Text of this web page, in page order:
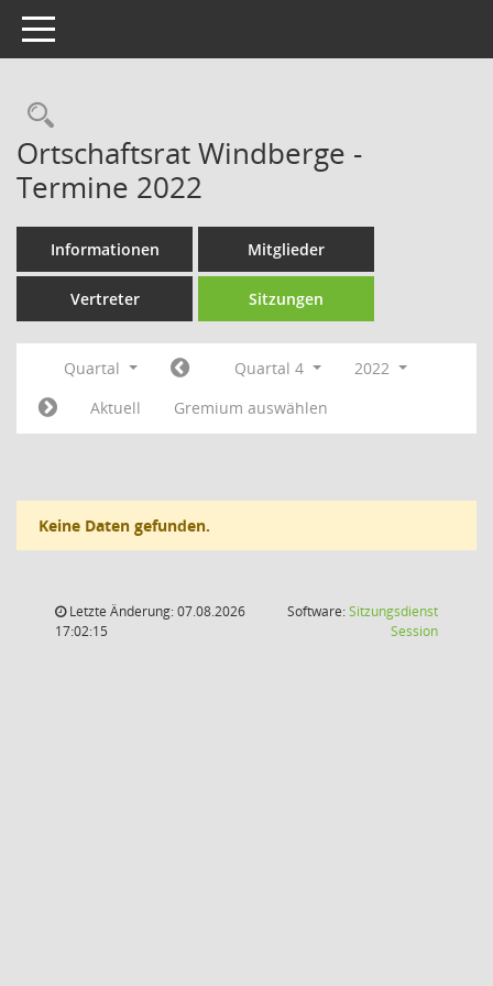
Toggle navigation
Rechercheauswahl
Ortschaftsrat Windberge -
Termine 2022
Informationen Mitglieder
Vertreter Sitzungen
Quartal Quartal 4
2022
Aktuell
Gremium auswählen
Keine Daten gefunden.
Letzte Änderung: 07.08.2026
17:02:15
Software:Sitzungsdienst
Session(Wird in